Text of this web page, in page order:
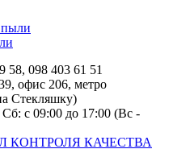
пыли
58, 098 403 61 51
офис 206, метро
Стекляшку)
с 09:00 до 17:00 (Вс -
КОНТРОЛЯ КАЧЕСТВА